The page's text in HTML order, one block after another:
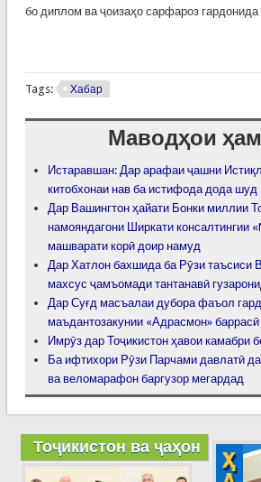
бо диплом ва ҷоизаҳо сарфароз
Tags: Хабар
Маводҳои
Истаравшан: Дар арафаи ҷашни
китобхонаи нав ба истифода дода шуд
Дар Вашингтон ҳайати Бонки миллии
намояндагони Ширкати консалтингии
машварати корӣ доир намуд
Дар Хатлон бахшида ба Рӯзи таъсиси
махсус ҷамъомади тантанавӣ
Дар Суғд масъалаи дубора фаъол
маъдантозакунии «Адрасмон» баррасӣ
Имрӯз дар Тоҷикистон ҳавои камабри
Ба ифтихори Рӯзи Парчами давлатӣ
ва веломарафон баргузор мегардад
Тоҷикистон ва ҷаҳон